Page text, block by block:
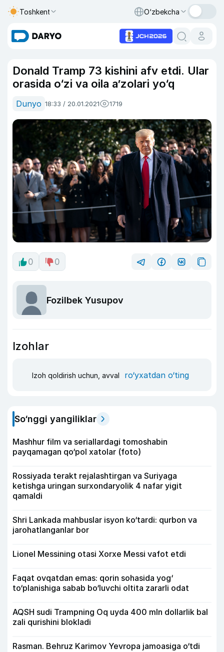
Toshkent O‘zbekcha
Donald Tramp 73 kishini afv etdi. Ular
orasida o‘zi va oila a’zolari yo‘q
Dunyo 18:33 / 20.01.2021 1719
0 0
Fozilbek Yusupov
Izohlar
Izoh qoldirish uchun, avval ro‘yxatdan o‘ting
So‘nggi yangiliklar
Mashhur film va seriallardagi tomoshabin
payqamagan qo‘pol xatolar (foto)
Rossiyada terakt rejalashtirgan va Suriyaga
ketishga uringan surxondaryolik 4 nafar yigit
qamaldi
Shri Lankada mahbuslar isyon ko‘tardi: qurbon va
jarohatlanganlar bor
Lionel Messining otasi Xorxe Messi vafot etdi
Faqat ovqatdan emas: qorin sohasida yog‘
to‘planishiga sabab bo‘luvchi oltita zararli odat
AQSH sudi Trampning Oq uyda 400 mln dollarlik bal
zali qurishini blokladi
Rasman. Behruz Karimov Yevropa jamoasiga o‘tdi